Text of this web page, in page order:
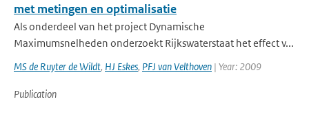
met metingen en optimalisatie
Als onderdeel van het project Dynamische
Maximumsnelheden onderzoekt Rijkswaterstaat het effect v...
MS de Ruyter de Wildt, HJ Eskes, PFJ van Velthoven | Year: 2009
Publication